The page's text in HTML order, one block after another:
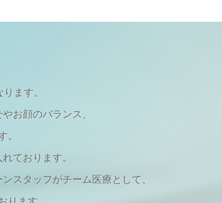
ます。
お顔のバランス、
。
ております。
スタッフがチーム医療として、